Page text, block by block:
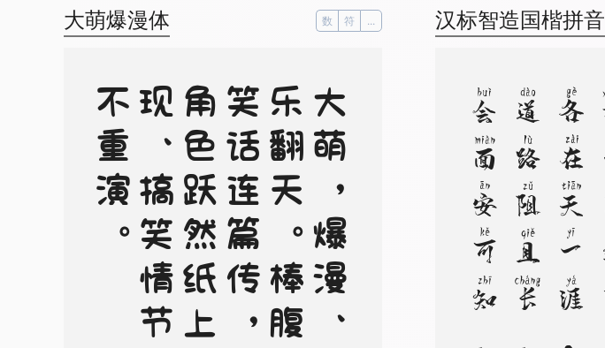
大萌爆漫体 数 符 ...
大
萌
，
爆
漫
、
乐
翻
天
。
棒
腹
笑
话
连
篇
传
，
角
色
跃
然
纸
上
现
、
搞
笑
情
节
不
重
演
。
汉标智造国楷拼音